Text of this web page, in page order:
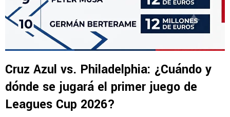
Cruz Azul vs. Philadelphia: ¿Cuándo y
dónde se jugará el primer juego de
Leagues Cup 2026?